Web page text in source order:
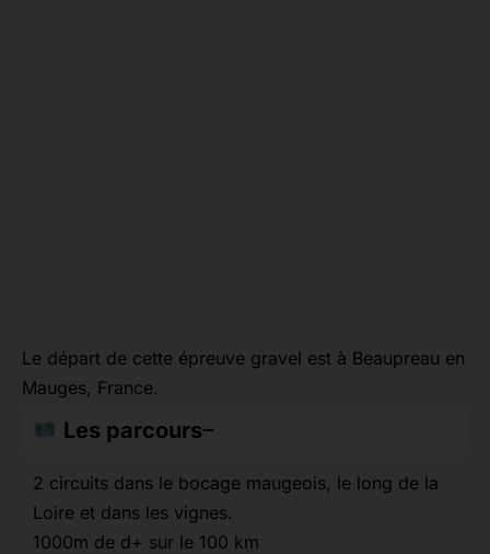
Le départ de cette épreuve gravel est à Beaupreau en
Mauges, France.
Les parcours
2 circuits dans le bocage maugeois, le long de la
Loire et dans les vignes.
1000m de d+ sur le 100 km